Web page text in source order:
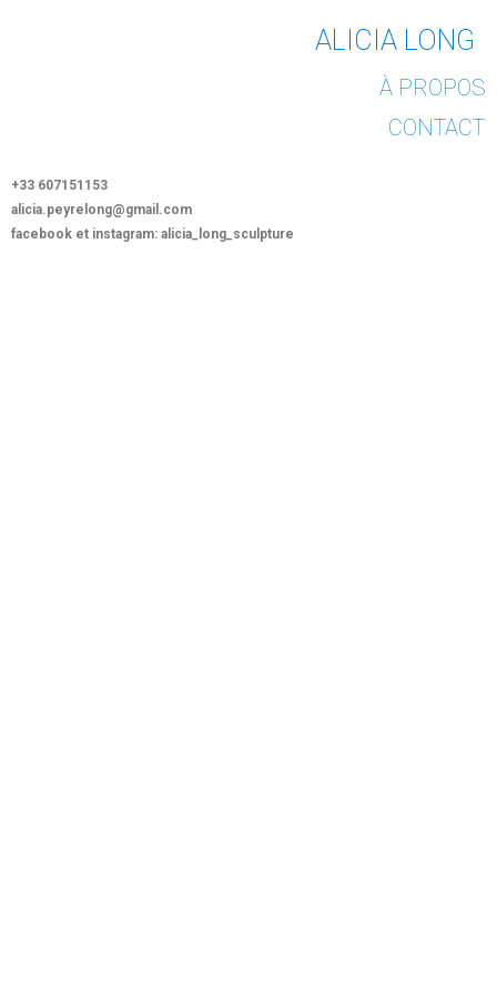
ALICIA LONG
À PROPOS
CONTACT
+33 607151153
alicia.peyrelong@gmail.com
facebook et instagram: alicia_long_sculpture